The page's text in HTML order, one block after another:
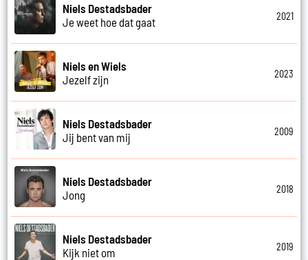
Niels Destadsbader
Je weet hoe dat gaat
2021
Niels en Wiels
Jezelf zijn
2023
Niels Destadsbader
Jij bent van mij
2009
Niels Destadsbader
Jong
2018
Niels Destadsbader
Kijk niet om
2019